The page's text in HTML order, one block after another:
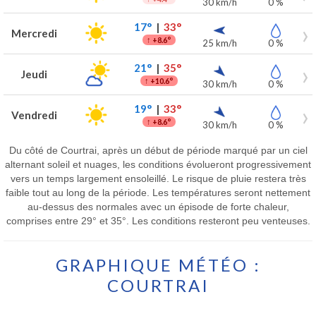
Mercredi 17°| 33°
↑ +8.6° 25 km/h 0 %
Jeudi 21°| 35°
↑ +10.6° 30 km/h 0 %
Vendredi 19°| 33°
↑ +8.6° 30 km/h 0 %
Du côté de Courtrai, après un début de période marqué par un ciel
alternant soleil et nuages, les conditions évolueront progressivement
vers un temps largement ensoleillé. Le risque de pluie restera très
faible tout au long de la période. Les températures seront nettement
au-dessus des normales avec un épisode de forte chaleur,
comprises entre 29° et 35°. Les conditions resteront peu venteuses.
GRAPHIQUE MÉTÉO :
COURTRAI